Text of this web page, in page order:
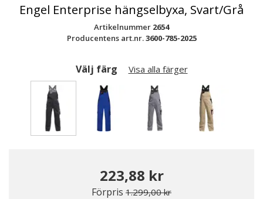
Engel Enterprise hängselbyxa, Svart/Grå
Artikelnummer 2654
Producentens art.nr.3600-785-2025
Välj färg Visa alla färger
223,88 kr
Förpris Pris nedsatt från
1.299,00 krtill